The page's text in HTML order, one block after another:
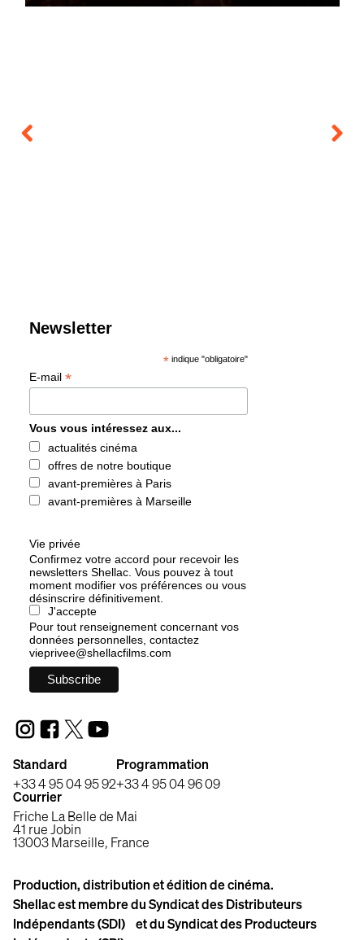
Newsletter
*indique "obligatoire"
E-mail *
Vous vous intéressez aux...
actualités cinéma
offres de notre boutique
avant-premières à Paris
avant-premières à Marseille
Vie privée
Confirmez votre accord pour recevoir les
newsletters Shellac. Vous pouvez à tout
moment modifier vos préférences ou vous
désinscrire définitivement.
J'accepte
Pour tout renseignement concernant vos
données personnelles, contactez
vieprivee@shellacfilms.com
Standard
+33 4 95 04 95 92
Programmation
+33 4 95 04 96 09
Courrier
Friche La Belle de Mai
41 rue Jobin
13003 Marseille, France
Production, distribution et édition de cinéma.
Shellac est membre du Syndicat des Distributeurs
Indépendants (SDI) et du Syndicat des Producteurs